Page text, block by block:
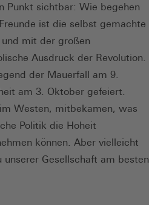
Punkt sichtbar: Wie begehen
ist die selbst gemachte
mit der großen
Ausdruck der Revolution.
der Mauer­fall am 9.
am 3. Oktober gefeiert.
Westen, mitbekamen, was
Politik die Hoheit
können. Aber vielleicht
Gesellschaft am besten